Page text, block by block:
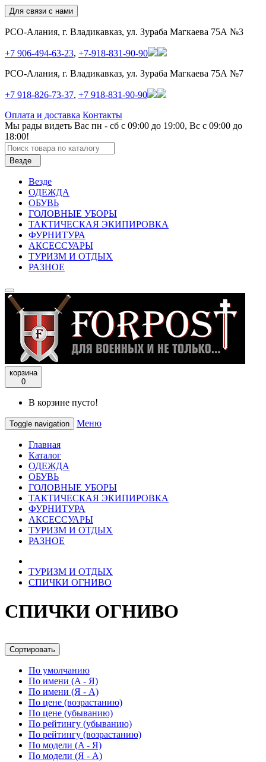
Для связи с нами
РСО-Алания, г. Владикавказ, ул. Зураба Магкаева 75А №3
+7 906-494-63-23, +7-918-831-90-90
РСО-Алания, г. Владикавказ, ул. Зураба Магкаева 75А №7
+7 918-826-73-37, +7 918-831-90-90
Оплата и доставка Контакты
Мы рады видеть Вас пн - сб с 09:00 до 19:00, Вс с 09:00 до
18:00!
Везде
Везде
ОДЕЖДА
ОБУВЬ
ГОЛОВНЫЕ УБОРЫ
ТАКТИЧЕСКАЯ ЭКИПИРОВКА
ФУРНИТУРА
АКСЕССУАРЫ
ТУРИЗМ И ОТДЫХ
РАЗНОЕ
корзина
0
В корзине пусто!
Toggle navigation Меню
Главная
Каталог
ОДЕЖДА
ОБУВЬ
ГОЛОВНЫЕ УБОРЫ
ТАКТИЧЕСКАЯ ЭКИПИРОВКА
ФУРНИТУРА
АКСЕССУАРЫ
ТУРИЗМ И ОТДЫХ
РАЗНОЕ
ТУРИЗМ И ОТДЫХ
СПИЧКИ ОГНИВО
СПИЧКИ ОГНИВО
Сортировать
По умолчанию
По имени (A - Я)
По имени (Я - A)
По цене (возрастанию)
По цене (убыванию)
По рейтингу (убыванию)
По рейтингу (возрастанию)
По модели (A - Я)
По модели (Я - A)